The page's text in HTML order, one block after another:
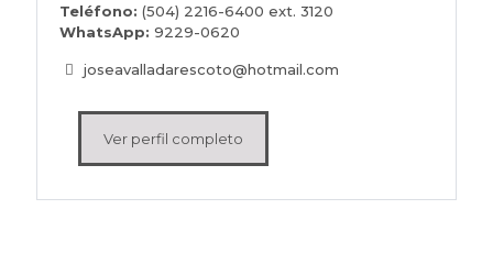
Teléfono: (504) 2216-6400 ext. 3120
WhatsApp: 9229-0620
joseavalladarescoto@hotmail.com
Ver perfil completo